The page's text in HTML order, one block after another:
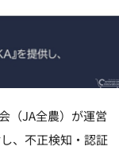
（JA全農）が運営
、不正検知・認証